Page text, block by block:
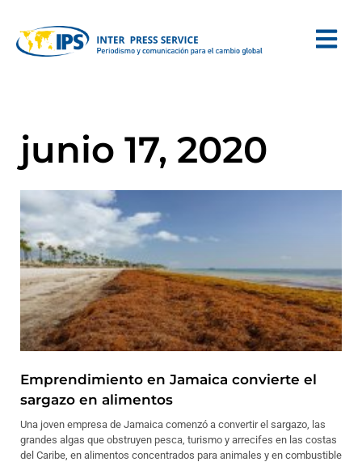
junio 17, 2020
Emprendimiento en Jamaica convierte el
sargazo en alimentos
Una joven empresa de Jamaica comenzó a convertir el sargazo, las
grandes algas que obstruyen pesca, turismo y arrecifes en las costas
del Caribe, en alimentos concentrados para animales y en combustible